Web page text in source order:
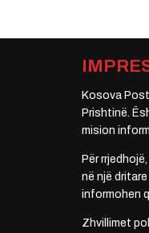
Kosova
Prishtinë.
mision
Për
në një
informohen
Zhvillimet